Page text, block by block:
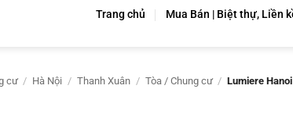
Trang chủ Mua Bán | Biệt thự, Liền
cư / Hà Nội / Thanh Xuân / Tòa / Chung cư / Lumiere